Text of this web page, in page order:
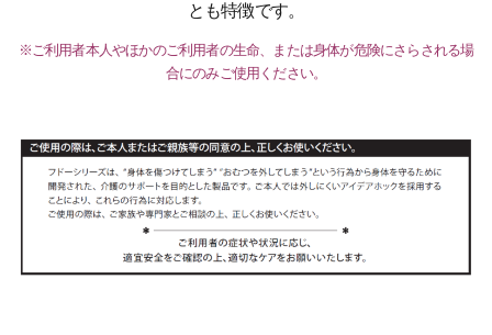
とも特徴です。
※ご利用者本人やほかのご利用者の生命、または身体が危険にさらされる場
合にのみご使用ください。